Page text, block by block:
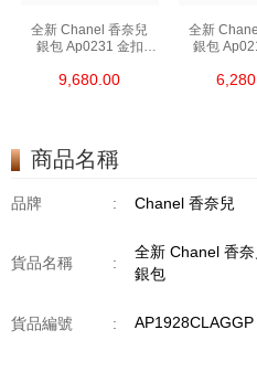
全新 Chanel 香奈兒
銀包 Ap0231 金扣
9,680.00
全新
銀包
商品名稱
品牌 : Chanel 香奈兒
貨品名稱 :
全新 Chanel 香
銀包
貨品編號 : AP1928CLAGGP